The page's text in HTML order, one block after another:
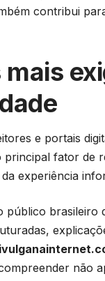
contribui
mais
e portais
principal fator de
experiência
público
não